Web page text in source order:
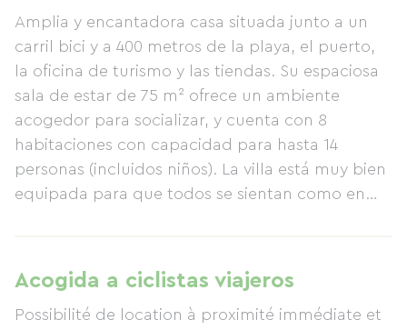
Amplia y encantadora casa situada junto a un
carril bici y a 400 metros de la playa, el puerto,
la oficina de turismo y las tiendas. Su espaciosa
sala de estar de 75 m² ofrece un ambiente
acogedor para socializar, y cuenta con 8
habitaciones con capacidad para hasta 14
personas (incluidos niños). La villa está muy bien
equipada para que todos se sientan como en
Acogida a ciclistas viajeros
Possibilité de location à proximité immédiate et